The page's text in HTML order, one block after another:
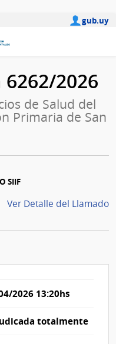
gub.uy
2026
de Salud del
Primaria de San
SIIF
Ver Detalle del Llamado
2026 13:20hs
totalmente